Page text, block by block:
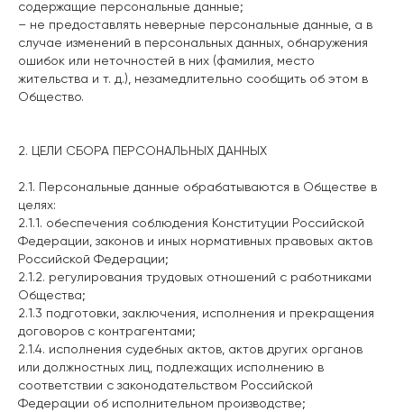
содержащие персональные данные;
– не предоставлять неверные персональные данные, а в
случае изменений в персональных данных, обнаружения
ошибок или неточностей в них (фамилия, место
жительства и т. д.), незамедлительно сообщить об этом в
Общество.
2. ЦЕЛИ СБОРА ПЕРСОНАЛЬНЫХ ДАННЫХ
2.1. Персональные данные обрабатываются в Обществе в
целях:
2.1.1. обеспечения соблюдения Конституции Российской
Федерации, законов и иных нормативных правовых актов
Российской Федерации;
2.1.2. регулирования трудовых отношений с работниками
Общества;
2.1.3 подготовки, заключения, исполнения и прекращения
договоров с контрагентами;
2.1.4. исполнения судебных актов, актов других органов
или должностных лиц, подлежащих исполнению в
соответствии с законодательством Российской
Федерации об исполнительном производстве;